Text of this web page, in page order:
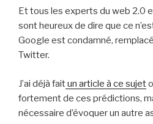
Et tous les experts du web 2.0
sont heureux de dire que ce
Google est condamné,
Twitter.
J’ai déjà faitun article à ce sujet
fortement de ces prédictions,
nécessaire d’évoquer un autre